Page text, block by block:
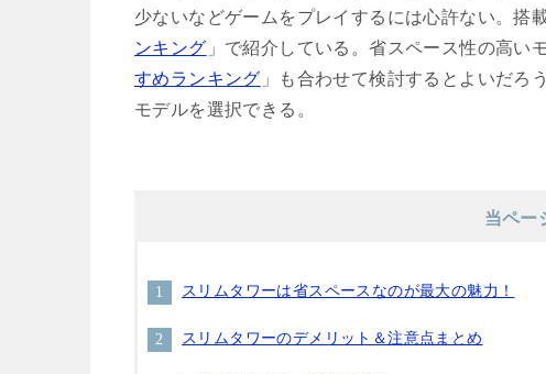
少ないなどゲームをプレイするには心許ない。搭
ンキング 」で紹介している。省スペース性の高い
すめランキング 」も合わせて検討するとよいだろ
モデルを選択できる。
当ペー
スリムタワーは省スペースなのが最大の魅力！
スリムタワーのデメリット＆注意点まとめ